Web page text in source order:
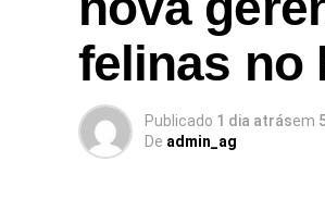
a Cheil opera com
conteúdo,social e um
felinas no
Publicado 1 dia atrásem
De admin_ag